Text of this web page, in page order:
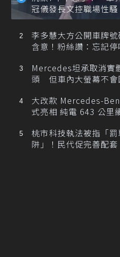
冠儀發長文控職場性
李多慧大方公開車牌
含意！粉絲讚：忘記停
Mercedes坦承取消實
頭 但車內大螢幕不會
大改款 Mercedes-
式亮相 純電 643 公里
桃市科技執法被指「罰
阱」！民代促完善配套